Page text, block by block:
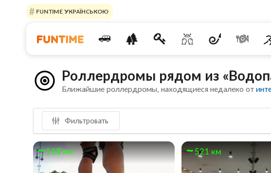
FUNTIME УКРАЇНСЬКОЮ
Роллердромы рядом из
Ближайшие роллердромы, находящиеся недалеко от
Фильтровать
518 км 521 км